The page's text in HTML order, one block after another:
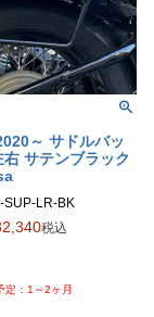
～ サドルバッ
サテンブラック
SUP-LR-BK
税込
1～2ヶ月